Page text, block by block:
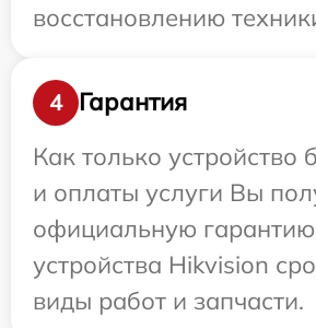
восстановлению
4
Гарантия
Как только устройство
и оплаты услуги Вы
официальную
устройства Hikvision
виды работ и запчасти.